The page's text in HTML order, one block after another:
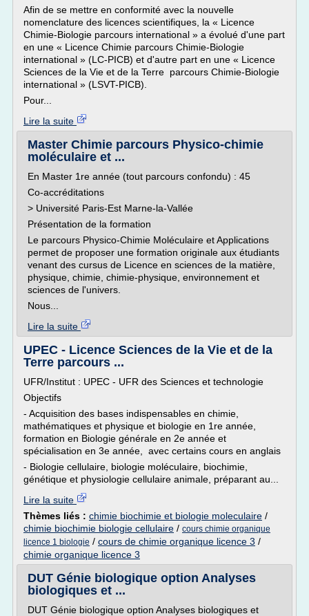
Afin de se mettre en conformité avec la nouvelle
nomenclature des licences scientifiques, la « Licence
Chimie-Biologie parcours international » a évolué d'une part
en une « Licence Chimie parcours Chimie-Biologie
international » (LC-PICB) et d'autre part en une « Licence
Sciences de la Vie et de la Terre parcours Chimie-Biologie
international » (LSVT-PICB).
Pour...
Lire la suite
Master Chimie parcours Physico-chimie
moléculaire et ...
En Master 1re année (tout parcours confondu) : 45
Co-accréditations
> Université Paris-Est Marne-la-Vallée
Présentation de la formation
Le parcours Physico-Chimie Moléculaire et Applications
permet de proposer une formation originale aux étudiants
venant des cursus de Licence en sciences de la matière,
physique, chimie, chimie-physique, environnement et
sciences de l'univers.
Nous...
Lire la suite
UPEC - Licence Sciences de la Vie et de la
Terre parcours ...
UFR/Institut : UPEC - UFR des Sciences et technologie
Objectifs
- Acquisition des bases indispensables en chimie,
mathématiques et physique et biologie en 1re année,
formation en Biologie générale en 2e année et
spécialisation en 3e année, avec certains cours en anglais
- Biologie cellulaire, biologie moléculaire, biochimie,
génétique et physiologie cellulaire animale, préparant au...
Lire la suite
Thèmes liés : chimie biochimie et biologie moleculaire /
chimie biochimie biologie cellulaire / cours chimie organique
licence 1 biologie / cours de chimie organique licence 3 /
chimie organique licence 3
DUT Génie biologique option Analyses
biologiques et ...
DUT Génie biologique option Analyses biologiques et